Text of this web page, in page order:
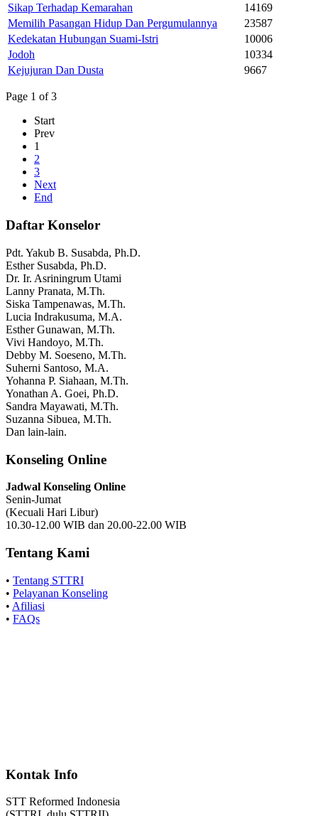
Sikap Terhadap Kemarahan
14169
Memilih Pasangan Hidup Dan Pergumulannya
23587
Kedekatan Hubungan Suami-Istri
10006
Jodoh
10334
Kejujuran Dan Dusta
9667
Page 1 of 3
Start
Prev
1
2
3
Next
End
Daftar Konselor
Pdt. Yakub B. Susabda, Ph.D.
Esther Susabda, Ph.D.
Dr. Ir. Asriningrum Utami
Lanny Pranata, M.Th.
Siska Tampenawas, M.Th.
Lucia Indrakusuma, M.A.
Esther Gunawan, M.Th.
Vivi Handoyo, M.Th.
Debby M. Soeseno, M.Th.
Suherni Santoso, M.A.
Yohanna P. Siahaan, M.Th.
Yonathan A. Goei, Ph.D.
Sandra Mayawati, M.Th.
Suzanna Sibuea, M.Th.
Dan lain-lain.
Konseling Online
Jadwal Konseling Online
Senin-Jumat
(Kecuali Hari Libur)
10.30-12.00 WIB dan 20.00-22.00 WIB
Tentang Kami
• Tentang STTRI
• Pelayanan Konseling
• Afiliasi
• FAQs
Kontak Info
STT Reformed Indonesia